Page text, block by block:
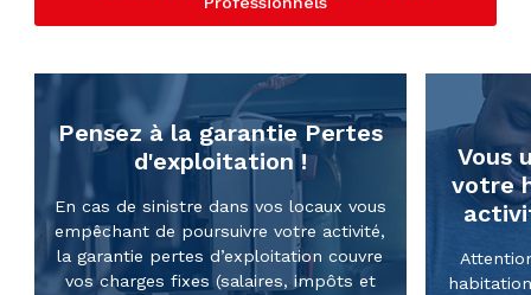
Pensez à la garantie Pertes
d'exploitation !
En cas de sinistre dans vos locaux vous
empêchant de poursuivre votre activité,
la garantie pertes d’exploitation couvre
vos charges fixes (salaires, impôts et
Vous
votre